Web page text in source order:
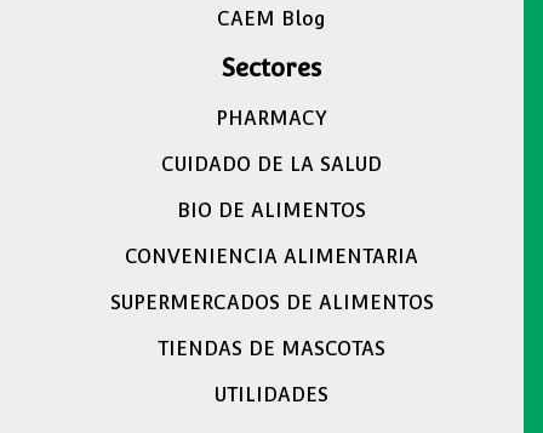
CAEM Blog
Sectores
PHARMACY
CUIDADO DE LA SALUD
BIO DE ALIMENTOS
CONVENIENCIA ALIMENTARIA
SUPERMERCADOS DE ALIMENTOS
TIENDAS DE MASCOTAS
UTILIDADES